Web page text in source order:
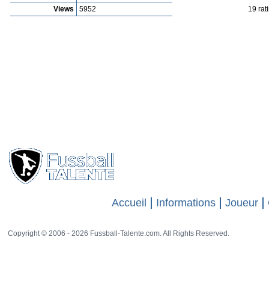
Views
5952
19
Accueil Informations Joueur
Copyright © 2006 - 2026 Fussball-Talente.com. All Rights Reserved.